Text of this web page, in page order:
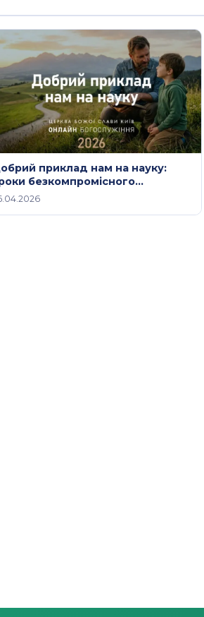
приклад нам на науку:
безкомпромісного
недільна проповідь від